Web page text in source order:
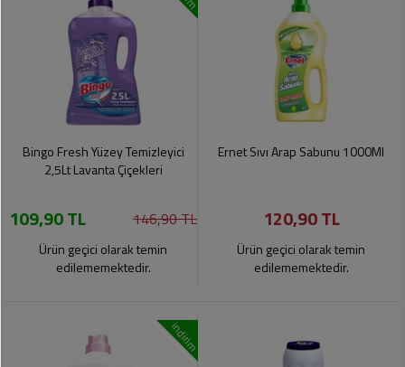
Bingo Fresh Yüzey Temizleyici
2,5Lt Lavanta Çiçekleri
109,90 TL 146,90 TL
Ürün geçici olarak temin
edilememektedir.
Ernet Sıvı Arap Sabunu 1000Ml
120,90 TL
Ürün geçici olarak temin
edilememektedir.
indirim